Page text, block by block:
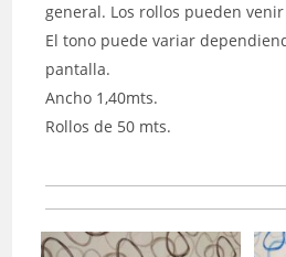
general. Los rollos pueden
El tono puede variar
pantalla.
Ancho 1,40mts.
Rollos de 50 mts.